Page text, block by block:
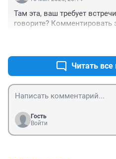
Там эта, ваш требует
говорите? Комментировать
Читать
Гость
Войти